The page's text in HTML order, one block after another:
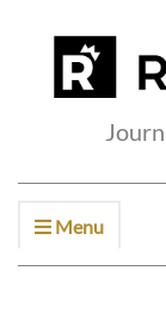
Menu